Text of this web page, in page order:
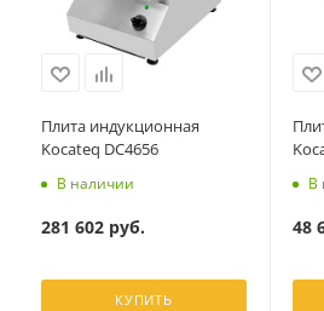
Плита индукционная
Kocateq DC4656
В наличии
281 602руб.
КУПИТЬ
В
48